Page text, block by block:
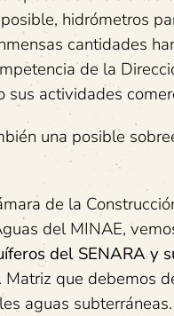
hidrómetros
cantidades
de la
actividades
una posible
de la
del MINAE,
del SENARA y
que debemos
aguas